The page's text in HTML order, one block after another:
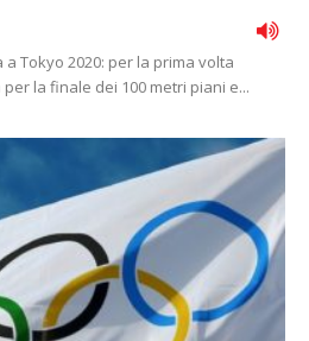
Tokyo 2020: per la prima volta
la finale dei 100 metri piani e...